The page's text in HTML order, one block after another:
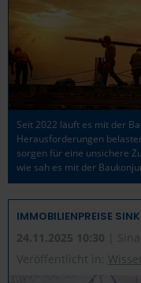
widerrufen werden,
Einstellungen am
Weitere
Seit 2022 läuft es mit der
Herausforderungen
sorgen für eine unsichere
wie sah es mit der
IMMOBILIENPREISE
24.11.2025 10:30
|
Veröffentlicht in: